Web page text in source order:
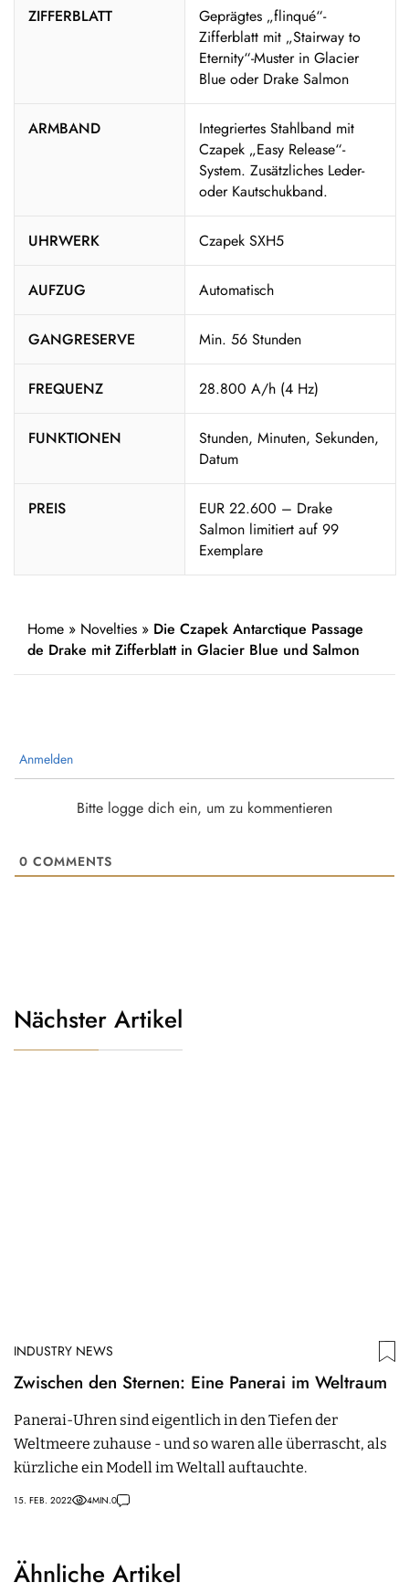
ZIFFERBLATT
Geprägtes „flinqué“-
Zifferblatt mit „Stairway to
Eternity“-Muster in Glacier
Blue oder Drake Salmon
ARMBAND
Integriertes Stahlband mit
Czapek „Easy Release“-
System. Zusätzliches Leder-
oder Kautschukband.
UHRWERK Czapek SXH5
AUFZUG Automatisch
GANGRESERVE Min. 56 Stunden
FREQUENZ 28.800 A/h (4 Hz)
FUNKTIONEN
Stunden, Minuten, Sekunden,
Datum
PREIS
EUR 22.600 – Drake
Salmon limitiert auf 99
Exemplare
Home » Novelties » Die Czapek Antarctique Passage
de Drake mit Zifferblatt in Glacier Blue und Salmon
Anmelden
Bitte logge dich ein, um zu kommentieren
0 COMMENTS
Nächster Artikel
INDUSTRY NEWS
Zwischen den Sternen: Eine Panerai im Weltraum
Panerai-Uhren sind eigentlich in den Tiefen der
Weltmeere zuhause - und so waren alle überrascht, als
kürzliche ein Modell im Weltall auftauchte.
15. FEB. 2022 4MIN.0
Ähnliche Artikel